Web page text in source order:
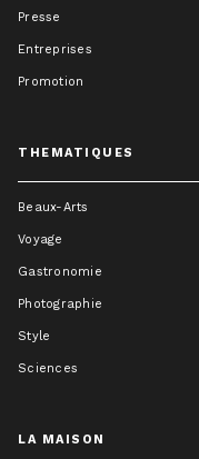
Presse
Entreprises
Promotion
THEMATIQUES
Beaux-Arts
Voyage
Gastronomie
Photographie
Style
Sciences
LA MAISON